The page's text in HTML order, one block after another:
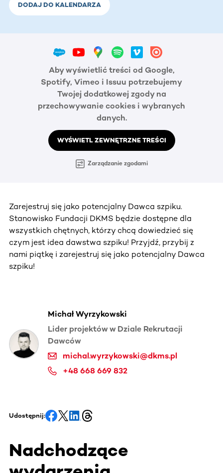
DODAJ DO KALENDARZA
Aby wyświetlić treści od Google,
Spotify, Vimeo i Issuu potrzebujemy
Twojej dodatkowej zgody na
przechowywanie cookies i wybranych
danych.
WYŚWIETL ZEWNĘTRZNE TREŚCI
Zarządzanie zgodami
Zarejestruj się jako potencjalny Dawca szpiku.
Stanowisko Fundacji DKMS będzie dostępne dla
wszystkich chętnych, którzy chcą dowiedzieć się
czym jest idea dawstwa szpiku! Przyjdź, przybij z
nami piątkę i zarejestruj się jako potencjalny Dawca
szpiku!
Michał Wyrzykowski
Lider projektów w Dziale Rekrutacji
Dawców
michal.wyrzykowski@dkms.pl
+48 668 669 832
Udostępnij:
Nadchodzące